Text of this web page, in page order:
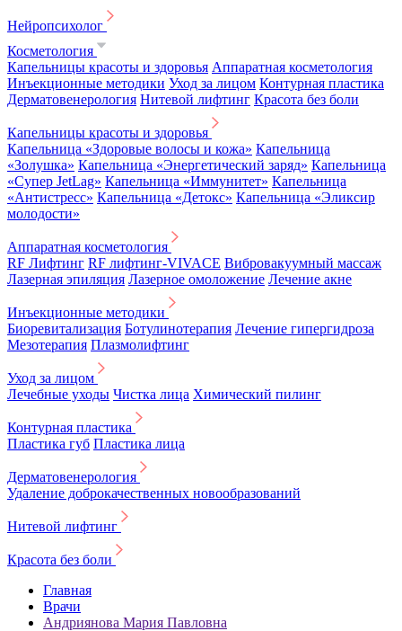
Нейропсихолог
Косметология
Капельницы красоты и здоровья Аппаратная косметология
Инъекционные методики Уход за лицом Контурная пластика
Дерматовенерология Нитевой лифтинг Красота без боли
Капельницы красоты и здоровья
Капельница «Здоровые волосы и кожа» Капельница
«Золушка» Капельница «Энергетический заряд» Капельница
«Супер JetLag» Капельница «Иммунитет» Капельница
«Антистресс» Капельница «Детокс» Капельница «Эликсир
молодости»
Аппаратная косметология
RF Лифтинг RF лифтинг-VIVACE Вибровакуумный массаж
Лазерная эпиляция Лазерное омоложение Лечение акне
Инъекционные методики
Биоревитализация Ботулинотерапия Лечение гипергидроза
Мезотерапия Плазмолифтинг
Уход за лицом
Лечебные уходы Чистка лица Химический пилинг
Контурная пластика
Пластика губ Пластика лица
Дерматовенерология
Удаление доброкачественных новообразований
Нитевой лифтинг
Красота без боли
Главная
Врачи
Андриянова Мария Павловна